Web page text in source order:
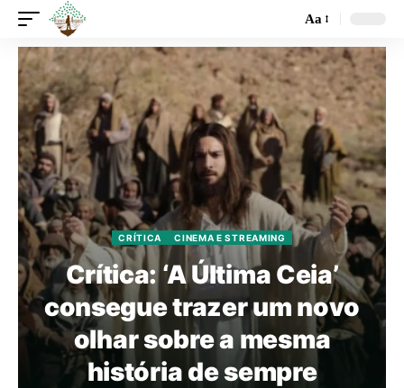
Aa
CRÍTICA CINEMA E STREAMING
Crítica: ‘A Última Ceia’
consegue trazer um novo
olhar sobre a mesma
história de sempre